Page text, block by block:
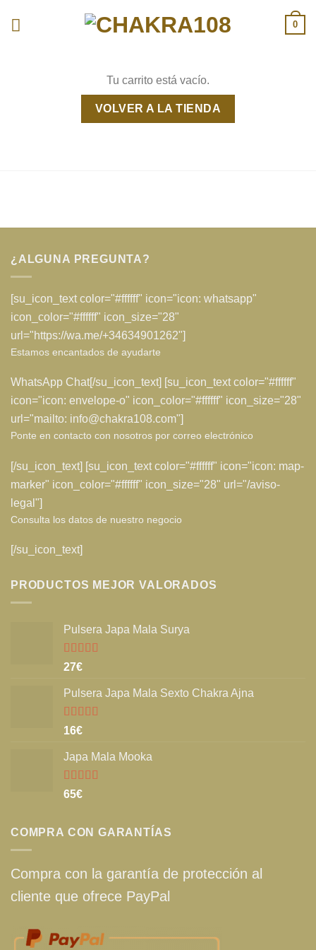
0
Tu carrito está vacío.
VOLVER A LA TIENDA
¿ALGUNA PREGUNTA?
[su_icon_text color="#ffffff" icon="icon: whatsapp"
icon_color="#ffffff" icon_size="28"
url="https://wa.me/+34634901262"]
Estamos encantados de ayudarte
WhatsApp Chat[/su_icon_text] [su_icon_text color="#ffffff"
icon="icon: envelope-o" icon_color="#ffffff" icon_size="28"
url="mailto: info@chakra108.com"]
Ponte en contacto con nosotros por correo electrónico
[/su_icon_text] [su_icon_text color="#ffffff" icon="icon: map-
marker" icon_color="#ffffff" icon_size="28" url="/aviso-
legal"]
Consulta los datos de nuestro negocio
[/su_icon_text]
PRODUCTOS MEJOR VALORADOS
Pulsera Japa Mala Surya
Valorado
5
27€
Pulsera Japa Mala Sexto Chakra Ajna
Valorado
5
16€
Japa Mala Mooka
Valorado
65€
COMPRA CON GARANTÍAS
Compra con la garantía de protección al
cliente que ofrece PayPal